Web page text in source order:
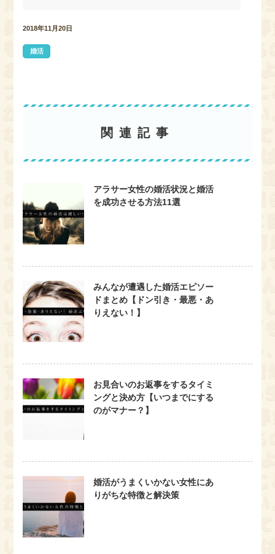
o
2018年11月20日
婚活
関連記事
アラサー女性の婚活状況と婚活
を成功させる方法11選
みんなが遭遇した婚活エピソー
ドまとめ【ドン引き・最悪・あ
りえない！】
お見合いのお返事をするタイミ
ングと決め方【いつまでにする
のがマナー？】
婚活がうまくいかない女性にあ
りがちな特徴と解決策